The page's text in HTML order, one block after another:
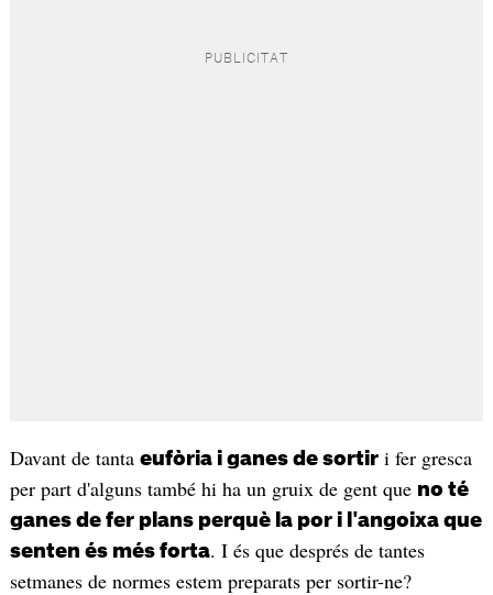
Davant de tanta eufòria i ganes de sortiri fer gresca
per part d'alguns també hi ha un gruix de gent que no té
ganes de fer plans perquè la por i l'angoixa que
senten és més forta. I és que després de tantes
setmanes de normes estem preparats per sortir-ne?